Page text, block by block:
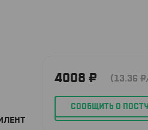
4008 ₽ (13.36 ₽
СООБЩИТЬ О